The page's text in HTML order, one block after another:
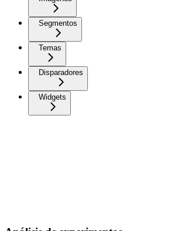
Segmentos
Temas
Disparadores
Widgets